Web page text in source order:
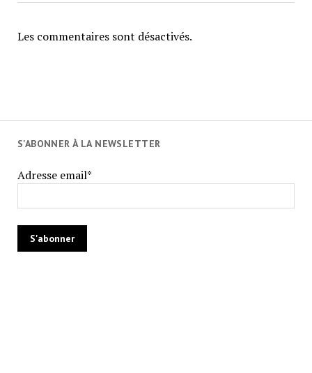
Les commentaires sont désactivés.
S'ABONNER À LA NEWSLETTER
Adresse email*